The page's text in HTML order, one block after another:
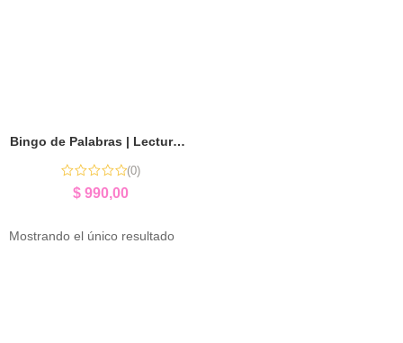
Bingo de Palabras | Lectura y Reconocimiento de Letras
(0)
$ 990,00
Mostrando el único resultado